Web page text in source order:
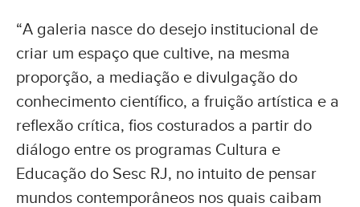
“A galeria nasce do desejo institucional de
criar um espaço que cultive, na mesma
proporção, a mediação e divulgação do
conhecimento científico, a fruição artística e a
reflexão crítica, fios costurados a partir do
diálogo entre os programas Cultura e
Educação do Sesc RJ, no intuito de pensar
mundos contemporâneos nos quais caibam